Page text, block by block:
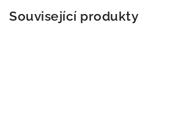
Související produkty